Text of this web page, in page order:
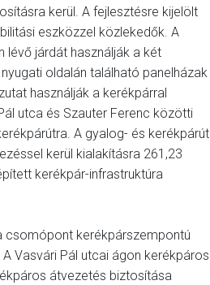
kerül. A fejlesztésre kijelölt
eszközzel közlekedők. A
lévő járdát használják a két
oldalán található panelházak
használják a kerékpárral
utca és Szauter Ferenc közötti
A gyalog- és kerékpárút
kerül kialakításra 261,23
kerékpár-infrastruktúra
csomópont kerékpárszempontú
Vasvári Pál utcai ágon kerékpáros
átvezetés biztosítása